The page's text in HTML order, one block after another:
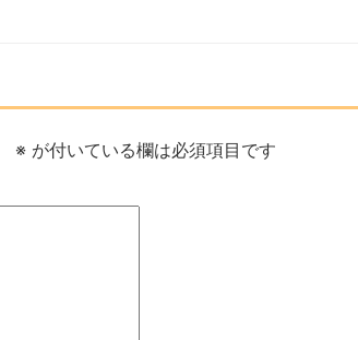
※ が付いている欄は必須項目です